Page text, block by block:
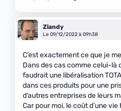
Zlandy
Le 09/12/2022 à 09h38
C’est exactement ce que je
Dans des cas comme celui-là
faudrait une libéralisation
dans ces produits pour une
d’autres entreprises de leurs
Car pour moi, le coût d’une